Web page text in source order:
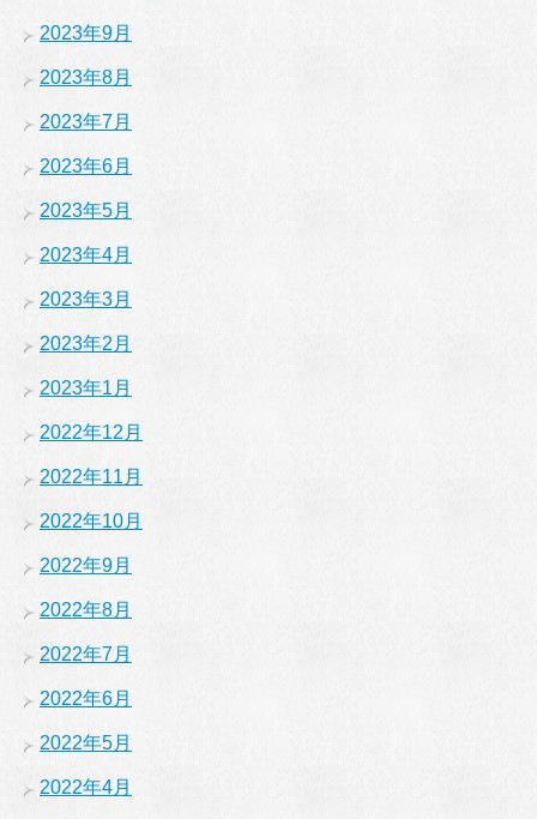
2023年9月
2023年8月
2023年7月
2023年6月
2023年5月
2023年4月
2023年3月
2023年2月
2023年1月
2022年12月
2022年11月
2022年10月
2022年9月
2022年8月
2022年7月
2022年6月
2022年5月
2022年4月